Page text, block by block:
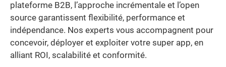
plateforme B2B, l’approche incrémentale et l’open
source garantissent flexibilité, performance et
indépendance. Nos experts vous accompagnent pour
concevoir, déployer et exploiter votre super app, en
alliant ROI, scalabilité et conformité.